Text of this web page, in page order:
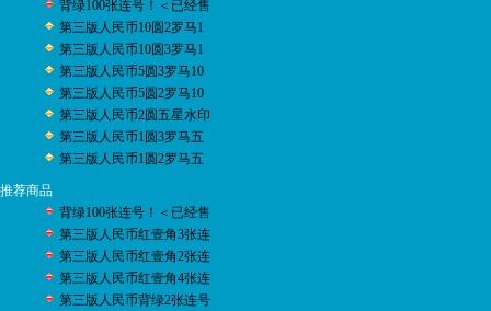
背绿100张连号！＜已经售
第三版人民币10圆2罗马1
第三版人民币10圆3罗马1
第三版人民币5圆3罗马10
第三版人民币5圆2罗马10
第三版人民币2圆五星水印
第三版人民币1圆3罗马五
第三版人民币1圆2罗马五
推荐商品
背绿100张连号！＜已经售
第三版人民币红壹角3张连
第三版人民币红壹角2张连
第三版人民币红壹角4张连
第三版人民币背绿2张连号